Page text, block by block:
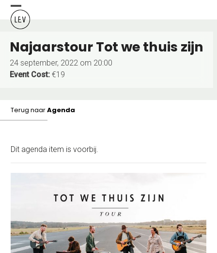
Skip
content
Open
mobile
menu
Close
mobile
menu
Najaarstour Tot we thuis zijn
24 september, 2022 om 20:00
Event Cost: €19
Terug naarAgenda
Dit agenda item is voorbij.